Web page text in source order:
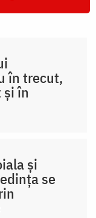
în trecut,
în
și
se